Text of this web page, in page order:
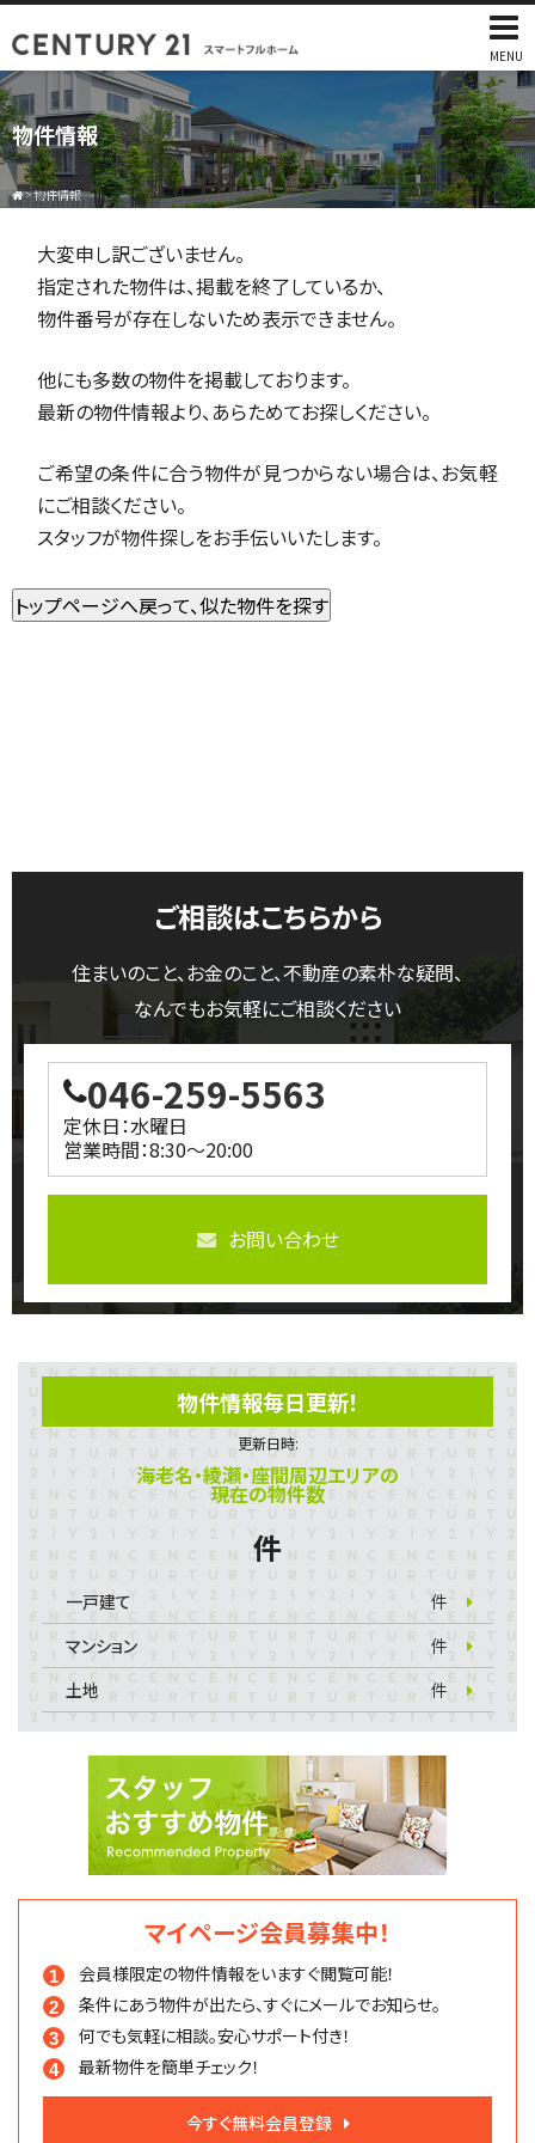
MENU
物件情報
>物件情報
大変申し訳ございません。
指定された物件は、掲載を終了しているか、
物件番号が存在しないため表示できません。
他にも多数の物件を掲載しております。
最新の物件情報より、あらためてお探しください。
ご希望の条件に合う物件が見つからない場合は、お気軽
にご相談ください。
スタッフが物件探しをお手伝いいたします。
ご相談はこちらから
住まいのこと、お金のこと、不動産の素朴な疑問、
なんでもお気軽にご相談ください
046-259-5563
定休日：水曜日
営業時間：8:30～20:00
お問い合わせ
物件情報毎日更新！
更新日時:
海老名・綾瀬・座間周辺エリアの
現在の物件数
件
一戸建て
件
マンション
件
土地
件
マイページ会員募集中！
会員様限定の物件情報をいますぐ閲覧可能！
条件にあう物件が出たら、すぐにメールでお知らせ。
何でも気軽に相談。安心サポート付き！
最新物件を簡単チェック！
今すぐ無料会員登録